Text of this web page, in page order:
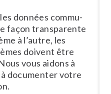
données com­mu­
façon trans­pa­rente
à l’autre, les
doivent être
vous aidons à
documenter votre